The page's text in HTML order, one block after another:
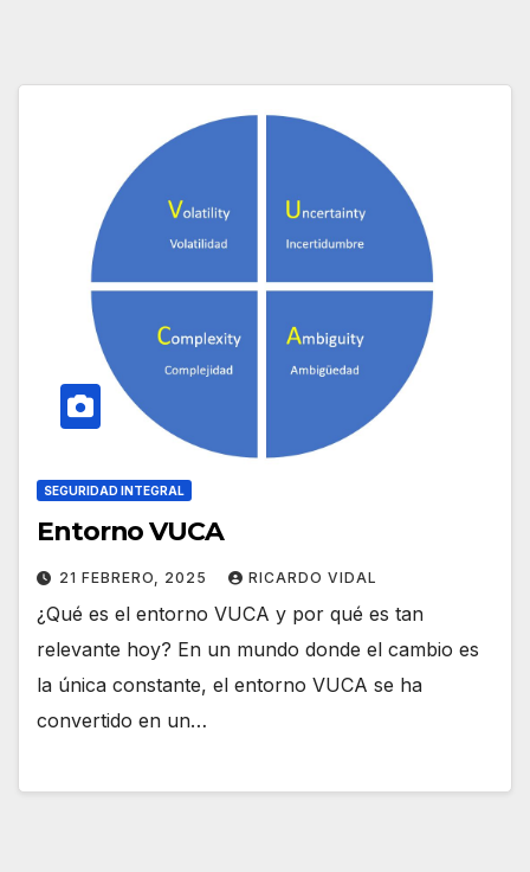
SEGURIDAD INTEGRAL
Entorno VUCA
21 FEBRERO, 2025 RICARDO VIDAL
¿Qué es el entorno VUCA y por qué es tan
relevante hoy? En un mundo donde el cambio es
la única constante, el entorno VUCA se ha
convertido en un…